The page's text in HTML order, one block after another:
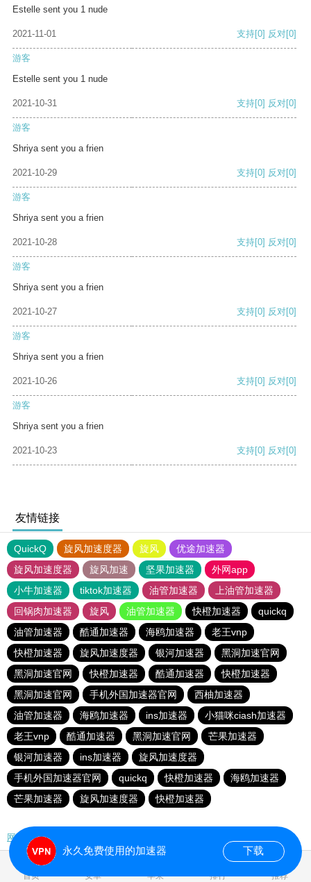
Estelle sent you 1 nude
2021-11-01 支持[0] 反对[0]
游客
Estelle sent you 1 nude
2021-10-31 支持[0] 反对[0]
游客
Shriya sent you a frien
2021-10-29 支持[0] 反对[0]
游客
Shriya sent you a frien
2021-10-28 支持[0] 反对[0]
游客
Shriya sent you a frien
2021-10-27 支持[0] 反对[0]
游客
Shriya sent you a frien
2021-10-26 支持[0] 反对[0]
游客
Shriya sent you a frien
2021-10-23 支持[0] 反对[0]
友情链接
QuickQ 旋风加速度器 旋风
优途加速器
旋风加速度器
旋风加速 坚果加速器
外网app
小牛加速器
tiktok加速器 油管加速器
上油管加速器
回锅肉加速器
旋风 油管加速器 快橙加速器
quickq
油管加速器
酷通加速器 海鸥加速器
老王vnp
快橙加速器
旋风加速度器 银河加速器
黑洞加速官网
黑洞加速官网
快橙加速器 酷通加速器
快橙加速器
黑洞加速官网
手机外国加速器官网
西柚加速器
油管加速器
海鸥加速器 ins加速器
小猫咪ciash加速器
老王vnp
酷通加速器 黑洞加速官网
芒果加速器
银河加速器
ins加速器
旋风加速度器
手机外国加速器官网
quickq 快橙加速器
海鸥加速器
芒果加速器
旋风加速度器 快橙加速器
网站地图
首页 安卓 苹果 排行 推荐
永久免费使用的加速器 下载
0.097275s